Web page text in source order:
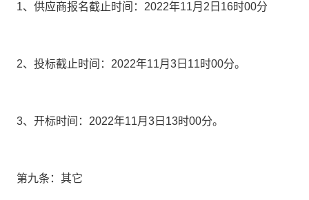
1、 供应商报名截止时间： 2022年11月 2 日 16时00分
2、 投标截止时间： 2022年11月 3 日 11时00分。
3、 开标时间： 2022年11月 3 日 13时00分。
第九条：其它